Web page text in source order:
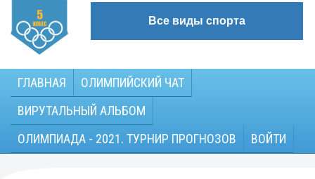
Все виды спорта
ГЛАВНАЯ
ОЛИМПИЙСКИЙ ЧАТ
ВИРУТАЛЬНЫЙ АЛЬБОМ
ОЛИМПИАДА - 2021. ТУРНИР ПРОГНОЗОВ
ВОЙТИ